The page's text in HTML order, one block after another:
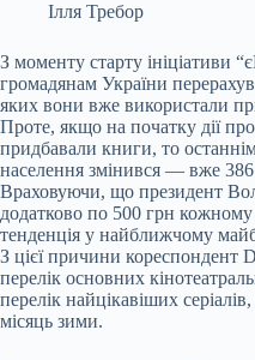
Ілля Требор
З моменту старту ініціативи
громадянам України
яких вони вже використали
Проте, якщо на початку дії
придбавали книги, то
населення змінився — вже
Враховуючи, що президент
додатково по 500 грн
тенденція у найближчому
З цієї причини кореспондент
перелік основних
перелік найцікавіших
місяць зими.